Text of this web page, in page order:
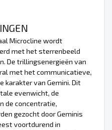
Microcline wordt
met het sterrenbeeld
De trillingsenergieën van
met het communicatieve,
karakter van Gemini. Dit
evenwicht, de
de concentratie,
gezocht door Geminis
voortdurend in